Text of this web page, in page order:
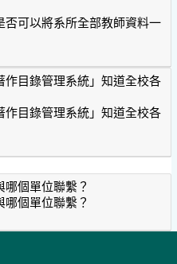
可以將系所全部教師資料一
是否可以將系所全部教師資料
目錄管理系統」知道全校各
目錄管理系統」知道全校各
著作目錄管理系統」知道全校
個單位聯繫？
個單位聯繫？
與哪個單位聯繫？